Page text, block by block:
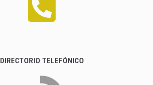
DIRECTORIO TELEFÓNICO